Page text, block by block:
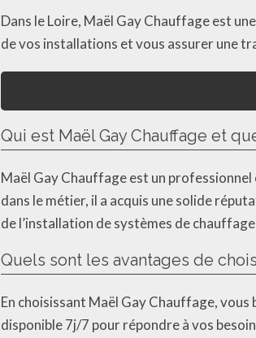
Dans le Loire, Maël Gay Chauffage est
de vos installations et vous assurer une
Qui est Maël Gay Chauffage et
Maël Gay Chauffage est un professionnel
dans le métier, il a acquis une solide
de l’installation de systèmes de
Quels sont les avantages de
En choisissant Maël Gay Chauffage,
disponible 7j/7 pour répondre à vos